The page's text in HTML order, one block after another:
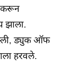
करून
झाला.
ड्युक ऑफ
हरवले.